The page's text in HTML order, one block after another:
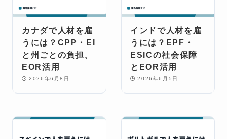
カナダで人材を雇
うには？CPP・EI
と州ごとの負担、
EOR活用
2026年6月8日
インドで人材を雇
うには？EPF・
ESICの社会保障
とEOR活用
2026年6月5日